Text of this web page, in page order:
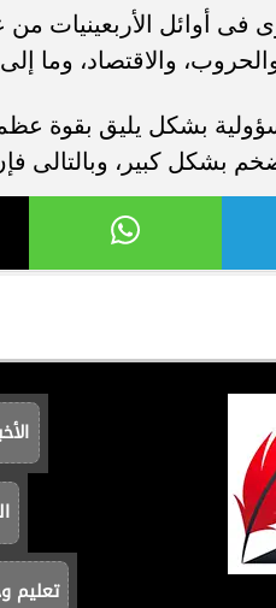
فى أوائل الأربعينيات
والاقتصاد، وما
بشكل يليق بقوة
بشكل كبير، وبالتالى
تعليم